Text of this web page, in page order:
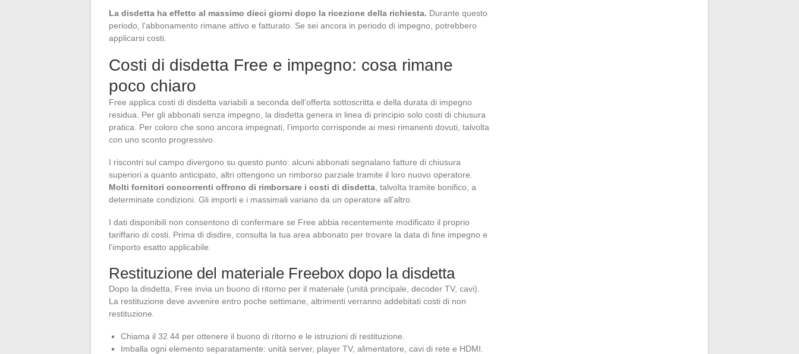
La disdetta ha effetto al massimo dieci giorni dopo la ricezione della richiesta. Durante questo
periodo, l’abbonamento rimane attivo e fatturato. Se sei ancora in periodo di impegno, potrebbero
applicarsi costi.
Costi di disdetta Free e impegno: cosa rimane
poco chiaro
Free applica costi di disdetta variabili a seconda dell’offerta sottoscritta e della durata di impegno
residua. Per gli abbonati senza impegno, la disdetta genera in linea di principio solo costi di chiusura
pratica. Per coloro che sono ancora impegnati, l’importo corrisponde ai mesi rimanenti dovuti, talvolta
con uno sconto progressivo.
I riscontri sul campo divergono su questo punto: alcuni abbonati segnalano fatture di chiusura
superiori a quanto anticipato, altri ottengono un rimborso parziale tramite il loro nuovo operatore.
Molti fornitori concorrenti offrono di rimborsare i costi di disdetta , talvolta tramite bonifico, a
determinate condizioni. Gli importi e i massimali variano da un operatore all’altro.
I dati disponibili non consentono di confermare se Free abbia recentemente modificato il proprio
tariffario di costi. Prima di disdire, consulta la tua area abbonato per trovare la data di fine impegno e
l’importo esatto applicabile.
Restituzione del materiale Freebox dopo la disdetta
Dopo la disdetta, Free invia un buono di ritorno per il materiale (unità principale, decoder TV, cavi).
La restituzione deve avvenire entro poche settimane, altrimenti verranno addebitati costi di non
restituzione.
Chiama il 32 44 per ottenere il buono di ritorno e le istruzioni di restituzione.
Imballa ogni elemento separatamente: unità server, player TV, alimentatore, cavi di rete e HDMI.